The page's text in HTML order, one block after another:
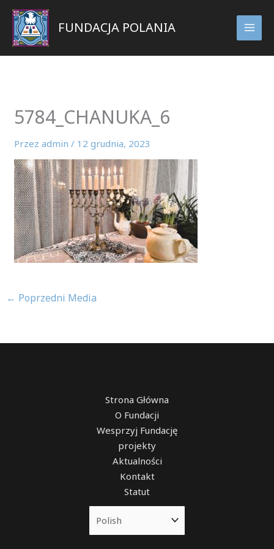
Przejdź
treści
FUNDACJA POLANIA
5784_CHANUKA_6
Przezadmin/ 12 grudnia, 2023
← Poprzedni Media
Strona Główna
O Fundacji
Wesprzyj Fundację
projekty
Aktualności
Kontakt
Statut